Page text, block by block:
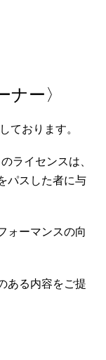
ー〉
ております。
イセンスは、
パスした者に与
ォーマンスの向
ある内容をご提